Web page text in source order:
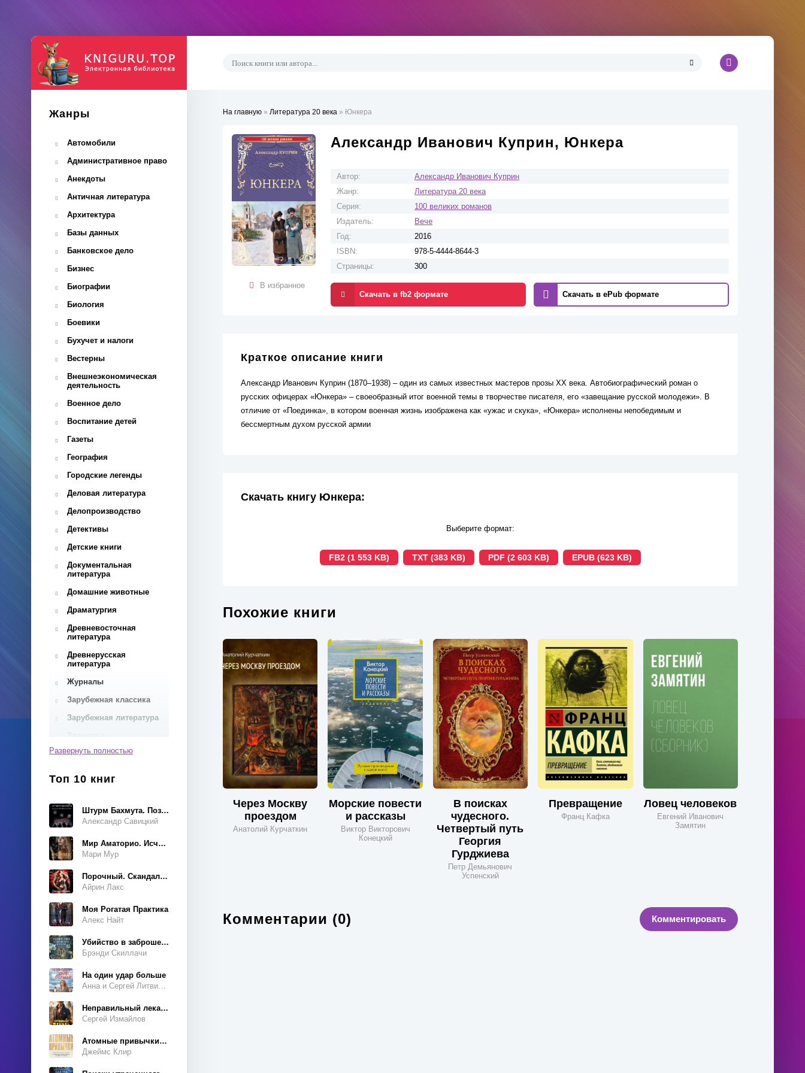
Жанры
Автомобили
Административное право
Анекдоты
Античная литература
Архитектура
Базы данных
Банковское дело
Бизнес
Биографии
Биология
Боевики
Бухучет и налоги
Вестерны
Внешнеэкономическая
деятельность
Военное дело
Воспитание детей
Газеты
География
Городские легенды
Деловая литература
Делопроизводство
Детективы
Детские книги
Документальная
литература
Домашние животные
Драматургия
Древневосточная
литература
Древнерусская
литература
Журналы
Зарубежная классика
Зарубежная литература
Здоровье
Инвестиции
История
Карьера
Киберпанк
Кино и театр
Книги о войне
Контркультура
Криминология
Критика
Кулинария
Культурология
Литература 18 века
Литература 19 века
Литература 20 века
Любовные романы
Развернуть полностью
Топ 10 книг
Штурм Бахмута. Позывной «Констебль»
Александр Савицкий
Мир Аматорио. Исчезнувшая
Мари Мур
Порочный. Скандальный роман
Айрин Лакс
Моя Рогатая Практика
Алекс Найт
Убийство в заброшенном поместье
Брэнди Скиллачи
На один удар больше
Неправильный лекарь
Сергей Измайлов
Атомные привычки. Как приобрести хорошие привычки и избавиться от плохих
Джеймс Клир
На главную » Литература 20 века » Юнкера
В избранное
Александр Иванович Куприн, Юнкера
Автор:
Александр Иванович Куприн
Жанр:
Литература 20 века
Серия:
100 великих романов
Издатель:
Вече
Год:
2016
ISBN:
978-5-4444-8644-3
Страницы:
300
Скачать в fb2 формате Скачать в ePub формате
Краткое описание книги
Александр Иванович Куприн (1870–1938) – один из самых известных мастеров прозы XX века. Автобиографический роман о
русских офицерах «Юнкера» – своеобразный итог военной темы в творчестве писателя, его «завещание русской молодежи». В
отличие от «Поединка», в котором военная жизнь изображена как «ужас и скука», «Юнкера» исполнены непобедимым и
бессмертным духом русской армии
Скачать книгу Юнкера:
Выберите формат:
FB2 (1 553 KB) TXT (383 KB) PDF (2 603 KB) EPUB (623 KB)
Похожие книги
Через Москву
проездом
Анатолий Курчаткин
Морские повести
и рассказы
Виктор Викторович
Конецкий
В поисках
чудесного.
Четвертый путь
Георгия
Гурджиева
Петр Демьянович
Успенский
Превращение
Франц Кафка
Ловец человеков
Евгений Иванович
Замятин
Комментарии (0) Комментировать